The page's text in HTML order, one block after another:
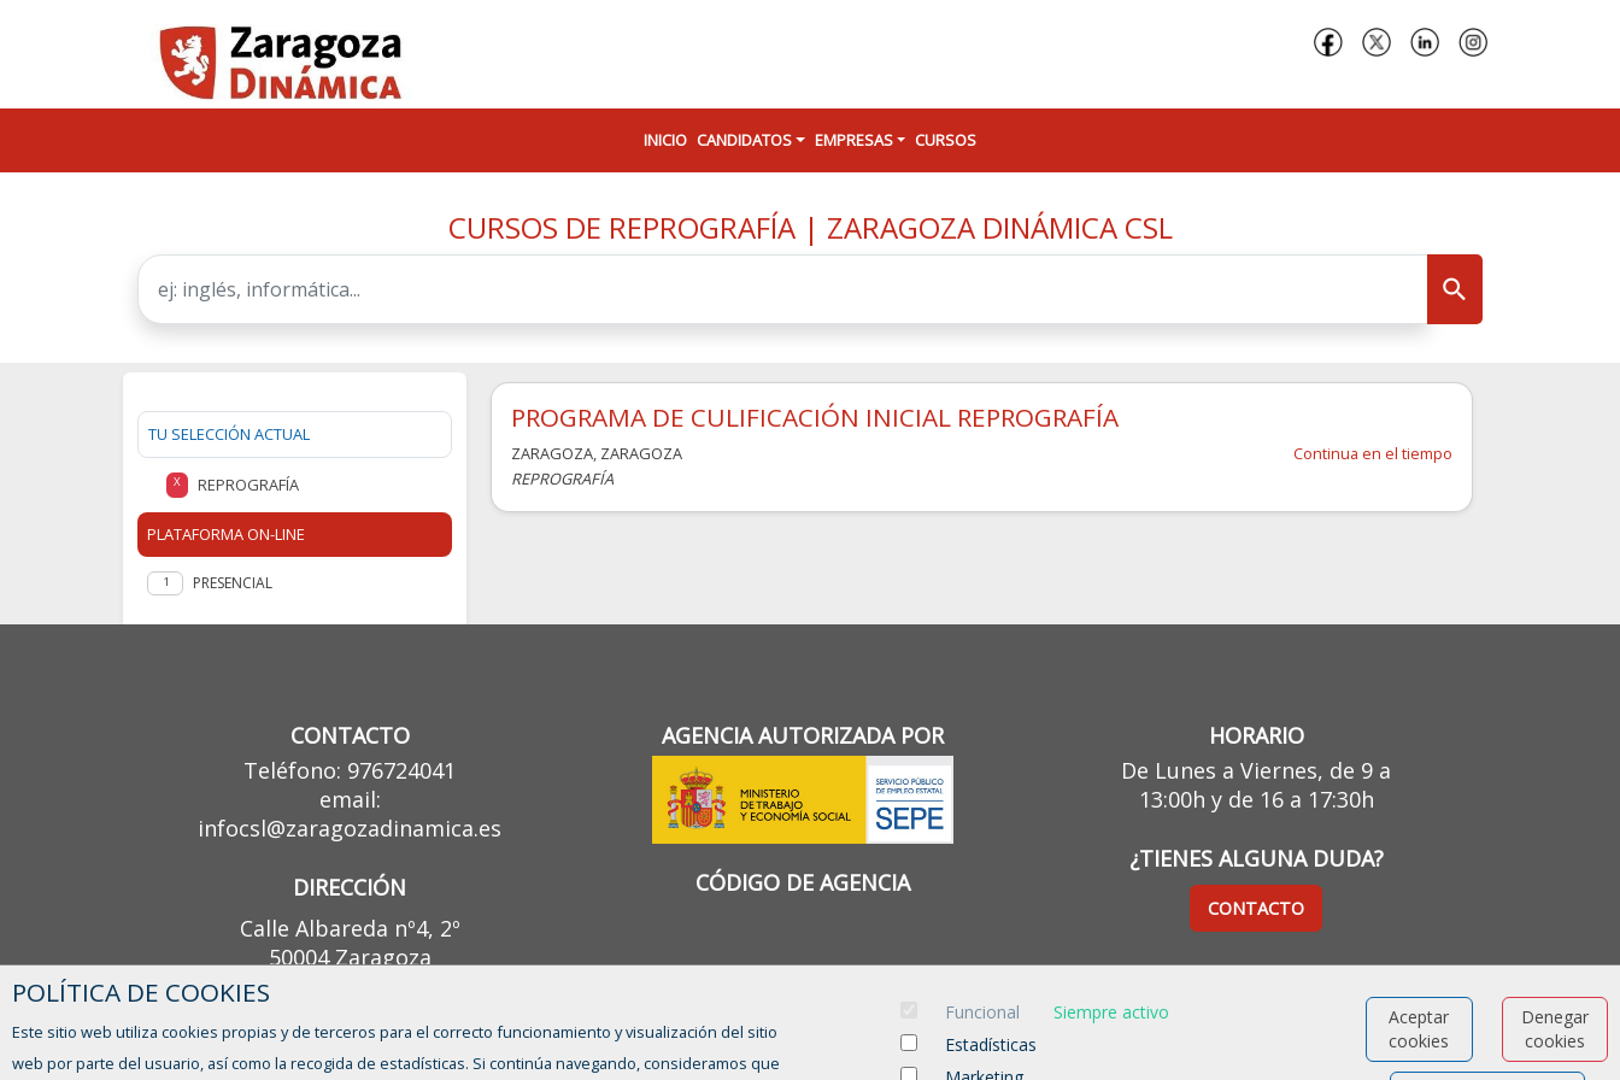
INICIO CANDIDATOS EMPRESAS CURSOS
CURSOS DE REPROGRAFÍA | ZARAGOZA DINÁMICA CSL
TU SELECCIÓN ACTUAL
X REPROGRAFÍA
PLATAFORMA ON-LINE
1 PRESENCIAL
PROGRAMA DE CULIFICACIÓN INICIAL REPROGRAFÍA
ZARAGOZA, ZARAGOZA
Continua en el tiempo
REPROGRAFÍA
CONTACTO
Teléfono: 976724041
email:
infocsl@zaragozadinamica.es
DIRECCIÓN
Calle Albareda nº4, 2º
50004 Zaragoza
AGENCIA AUTORIZADA POR
CÓDIGO DE AGENCIA
HORARIO
De Lunes a Viernes, de 9 a
13:00h y de 16 a 17:30h
¿TIENES ALGUNA DUDA?
CONTACTO
POLÍTICA DE COOKIES
Este sitio web utiliza cookies propias y de terceros para el correcto funcionamiento y visualización del sitio
web por parte del usuario, así como la recogida de estadísticas. Si continúa navegando, consideramos que
Funcional
Siempre activo
Estadísticas
Aceptar
cookies
Denegar
cookies